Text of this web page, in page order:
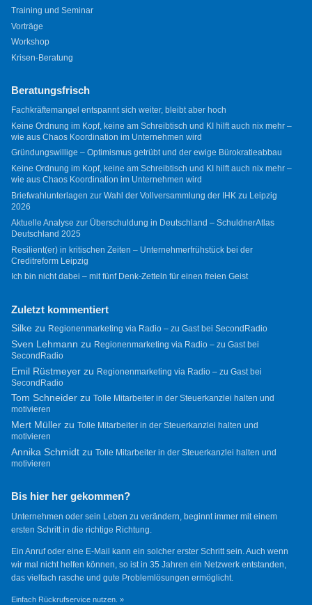
Training und Seminar
Vorträge
Workshop
Krisen-Beratung
Beratungsfrisch
Fachkräftemangel entspannt sich weiter, bleibt aber hoch
Keine Ordnung im Kopf, keine am Schreibtisch und KI hilft auch nix mehr –
wie aus Chaos Koordination im Unternehmen wird
Gründungswillige – Optimismus getrübt und der ewige Bürokratieabbau
Keine Ordnung im Kopf, keine am Schreibtisch und KI hilft auch nix mehr –
wie aus Chaos Koordination im Unternehmen wird
Briefwahlunterlagen zur Wahl der Vollversammlung der IHK zu Leipzig
2026
Aktuelle Analyse zur Überschuldung in Deutschland – SchuldnerAtlas
Deutschland 2025
Resilient(er) in kritischen Zeiten – Unternehmerfrühstück bei der
Creditreform Leipzig
Ich bin nicht dabei – mit fünf Denk-Zetteln für einen freien Geist
Zuletzt kommentiert
Silkezu Regionenmarketing via Radio – zu Gast bei SecondRadio
Sven Lehmann zu Regionenmarketing via Radio – zu Gast bei
SecondRadio
Emil Rüstmeyerzu Regionenmarketing via Radio – zu Gast bei
SecondRadio
Tom Schneiderzu Tolle Mitarbeiter in der Steuerkanzlei halten und
motivieren
Mert Müllerzu Tolle Mitarbeiter in der Steuerkanzlei halten und
motivieren
Annika Schmidtzu Tolle Mitarbeiter in der Steuerkanzlei halten und
motivieren
Bis hier her gekommen?
Unternehmen oder sein Leben zu verändern, beginnt immer mit einem
ersten Schritt in die richtige Richtung.
Ein Anruf oder eine E-Mail kann ein solcher erster Schritt sein. Auch wenn
wir mal nicht helfen können, so ist in 35 Jahren ein Netzwerk entstanden,
das vielfach rasche und gute Problemlösungen ermöglicht.
Einfach Rückrufservice nutzen. »